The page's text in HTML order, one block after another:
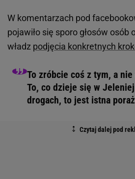
W komentarzach pod
pojawiło się sporo głosów osób
władz podjęcia konkretnych
To zróbcie coś z tym, a
To, co dzieje się w
drogach, to jest istna